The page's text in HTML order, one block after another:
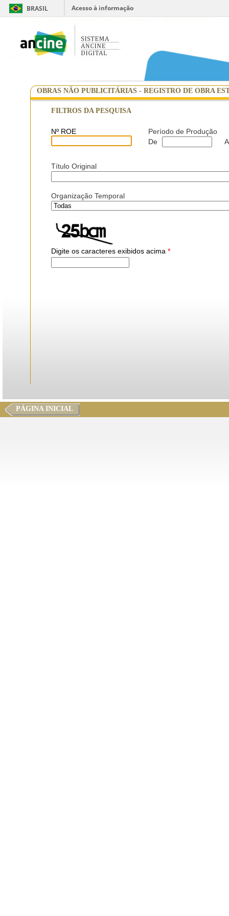
BRASIL Acesso à informação
OBRAS NÃO PUBLICITÁRIAS - REGISTRO DE OBRA
FILTROS DA PESQUISA
Nº ROE
Período de Produção
De
Título Original
Organização Temporal
Digite os caracteres exibidos acima *
PÁGINA INICIAL